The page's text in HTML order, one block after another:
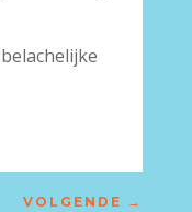
VOLGENDE →